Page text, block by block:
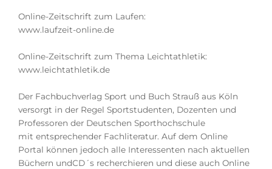
Online-Zeitschrift zum Laufen:
www.laufzeit-online.de
Online-Zeitschrift zum Thema Leichtathletik:
www.leichtathletik.de
Der Fachbuchverlag Sport und Buch Strauß aus Köln
versorgt in der Regel Sportstudenten, Dozenten und
Professoren der Deutschen Sporthochschule
mit entsprechender Fachliteratur. Auf dem Online
Portal können jedoch alle Interessenten nach aktuellen
Büchern undCD´s recherchieren und diese auch Online